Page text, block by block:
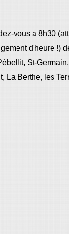
vous à 8h30
d'heure !)
St-
La Berthe, les